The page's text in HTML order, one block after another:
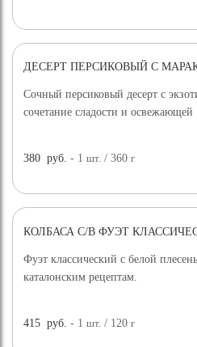
НОВИНКА
ДЕСЕРТ ПЕРСИКОВЫЙ С
Сочный персиковый десерт с
сочетание сладости и
380 руб. - 1шт. / 360г
КОЛБАСА С/В ФУЭТ
Фуэт классический с белой
каталонским рецептам.
415 руб. - 1шт. / 120г